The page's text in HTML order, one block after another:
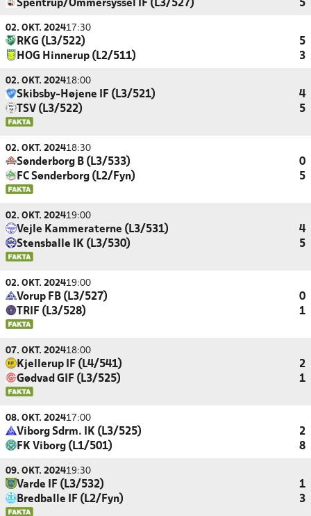
Spentrup/Ommersyssel IF (L3/527) 5
02. OKT. 202417:30
RKG (L3/522)
5
HOG Hinnerup (L2/511)
3
02. OKT. 202418:00
Skibsby-Højene IF (L3/521)
4
TSV (L3/522)
5
02. OKT. 202418:30
Sønderborg B (L3/533)
0
FC Sønderborg (L2/Fyn)
5
02. OKT. 202419:00
Vejle Kammeraterne (L3/531)
4
Stensballe IK (L3/530)
5
02. OKT. 202419:00
Vorup FB (L3/527)
0
TRIF (L3/528)
1
07. OKT. 202418:00
Kjellerup IF (L4/541)
2
Gødvad GIF (L3/525)
1
08. OKT. 202417:00
Viborg Sdrm. IK (L3/525)
2
FK Viborg (L1/501)
8
09. OKT. 202419:30
Varde IF (L3/532)
1
Bredballe IF (L2/Fyn)
3